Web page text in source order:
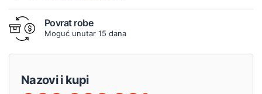
Povrat robe
Moguć unutar 15 dana
Nazovi i kupi